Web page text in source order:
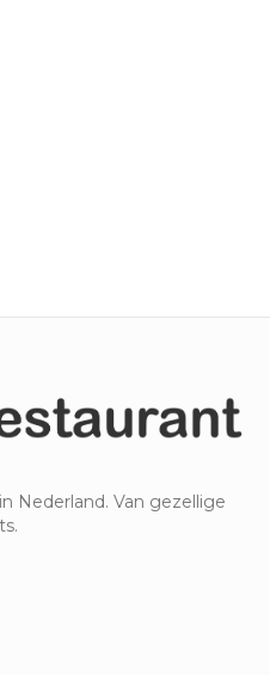
Nederland. Van gezellige